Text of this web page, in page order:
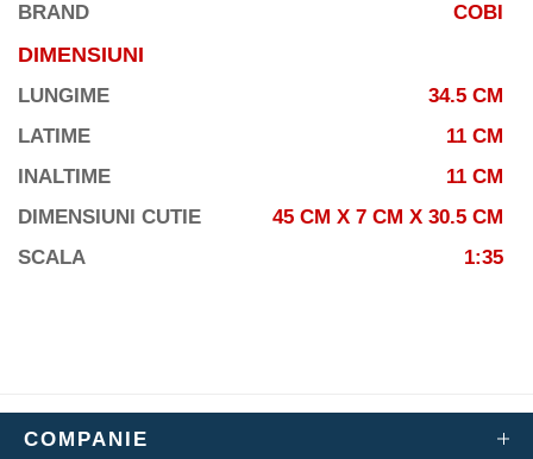
BRAND
COBI
DIMENSIUNI
LUNGIME
34.5 CM
LATIME
11 CM
INALTIME
11 CM
DIMENSIUNI CUTIE
45 CM X 7 CM X 30.5 CM
SCALA
1:35
COMPANIE